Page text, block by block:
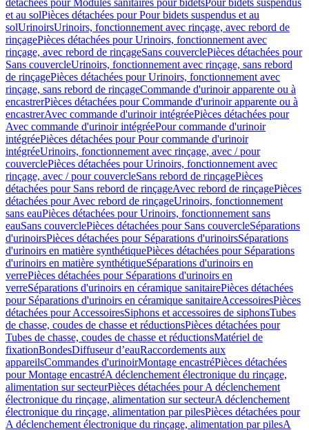
détachées pour Modules sanitaires pour bidetsPour bidets suspendus
et au solPièces détachées pour Pour bidets suspendus et au
solUrinoirsUrinoirs, fonctionnement avec rinçage, avec rebord de
rinçagePièces détachées pour Urinoirs, fonctionnement avec
rinçage, avec rebord de rinçageSans couverclePièces détachées pour
Sans couvercleUrinoirs, fonctionnement avec rinçage, sans rebord
de rinçagePièces détachées pour Urinoirs, fonctionnement avec
rinçage, sans rebord de rinçageCommande d'urinoir apparente ou à
encastrerPièces détachées pour Commande d'urinoir apparente ou à
encastrerAvec commande d'urinoir intégréePièces détachées pour
Avec commande d'urinoir intégréePour commande d'urinoir
intégréePièces détachées pour Pour commande d'urinoir
intégréeUrinoirs, fonctionnement avec rinçage, avec / pour
couverclePièces détachées pour Urinoirs, fonctionnement avec
rinçage, avec / pour couvercleSans rebord de rinçagePièces
détachées pour Sans rebord de rinçageAvec rebord de rinçagePièces
détachées pour Avec rebord de rinçageUrinoirs, fonctionnement
sans eauPièces détachées pour Urinoirs, fonctionnement sans
eauSans couverclePièces détachées pour Sans couvercleSéparations
d'urinoirsPièces détachées pour Séparations d'urinoirsSéparations
d'urinoirs en matière synthétiquePièces détachées pour Séparations
d'urinoirs en matière synthétiqueSéparations d'urinoirs en
verrePièces détachées pour Séparations d'urinoirs en
verreSéparations d'urinoirs en céramique sanitairePièces détachées
pour Séparations d'urinoirs en céramique sanitaireAccessoiresPièces
détachées pour AccessoiresSiphons et accessoires de siphonsTubes
de chasse, coudes de chasse et réductionsPièces détachées pour
Tubes de chasse, coudes de chasse et réductionsMatériel de
fixationBondesDiffuseur d’eauRaccordements aux
appareilsCommandes d'urinoirMontage encastréPièces détachées
pour Montage encastréA déclenchement électronique du rinçage,
alimentation sur secteurPièces détachées pour A déclenchement
électronique du rinçage, alimentation sur secteurA déclenchement
électronique du rinçage, alimentation par pilesPièces détachées pour
A déclenchement électronique du rinçage, alimentation par pilesA